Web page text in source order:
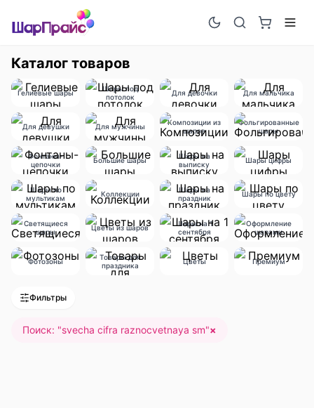
Каталог товаров
Гелиевые шары
Шары под
потолок
Для девочки Для мальчика
Для девушки Для мужчины
Композиции из
шаров
Фольгированные
шары
Фонтаны-
цепочки
Большие шары
Шары на
выписку
Шары цифры
Шары по
мультикам
Коллекции
Шары на
праздник
Шары по цвету
Светящиеся
шары
Цветы из шаров
Шары на 1
сентября
Оформление
шарами
Фотозоны
Товары для
праздника
Цветы Премиум
Фильтры
Поиск: "svecha cifra raznocvetnaya sm"×